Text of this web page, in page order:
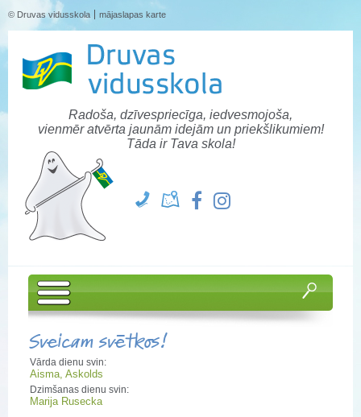
© Druvas vidusskola mājaslapas karte
Radoša, dzīvespriecīga, iedvesmojoša,
vienmēr atvērta jaunām idejām un priekšlikumiem!
Tāda ir Tava skola!
Sveicam svētkos!
Vārda dienu svin:
Aisma, Askolds
Dzimšanas dienu svin:
Marija Rusecka